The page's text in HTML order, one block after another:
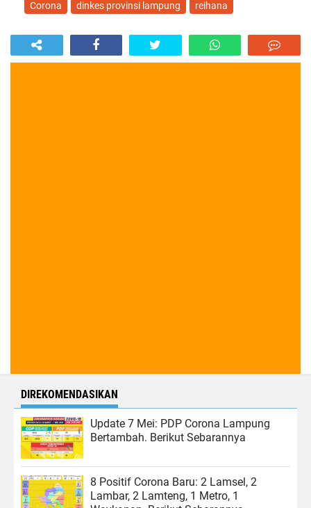
Corona dinkes provinsi lampung reihana
DIREKOMENDASIKAN
Update 7 Mei: PDP Corona Lampung
Bertambah. Berikut Sebarannya
8 Positif Corona Baru: 2 Lamsel, 2
Lambar, 2 Lamteng, 1 Metro, 1